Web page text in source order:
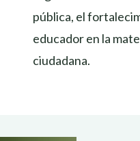
pública, el
educador en la
ciudadana.